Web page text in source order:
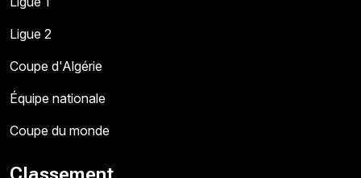
Ligue 2
Coupe d'Algérie
Équipe nationale
Coupe du monde